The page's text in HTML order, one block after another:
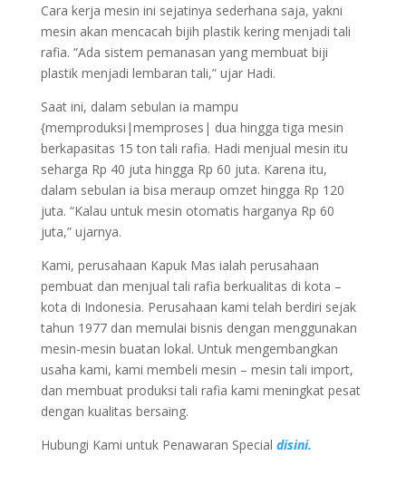
Cara kerja mesin ini sejatinya sederhana saja, yakni
mesin akan mencacah bijih plastik kering menjadi tali
rafia. “Ada sistem pemanasan yang membuat biji
plastik menjadi lembaran tali,” ujar Hadi.
Saat ini, dalam sebulan ia mampu
{memproduksi|memproses| dua hingga tiga mesin
berkapasitas 15 ton tali rafia. Hadi menjual mesin itu
seharga Rp 40 juta hingga Rp 60 juta. Karena itu,
dalam sebulan ia bisa meraup omzet hingga Rp 120
juta. “Kalau untuk mesin otomatis harganya Rp 60
juta,” ujarnya.
Kami, perusahaan Kapuk Mas ialah perusahaan
pembuat dan menjual tali rafia berkualitas di kota –
kota di Indonesia. Perusahaan kami telah berdiri sejak
tahun 1977 dan memulai bisnis dengan menggunakan
mesin-mesin buatan lokal. Untuk mengembangkan
usaha kami, kami membeli mesin – mesin tali import,
dan membuat produksi tali rafia kami meningkat pesat
dengan kualitas bersaing.
Hubungi Kami untuk Penawaran Special disini.